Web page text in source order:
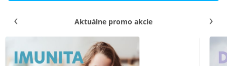
Aktuálne promo akcie